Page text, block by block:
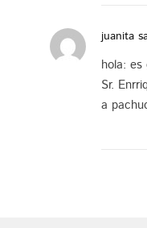
juanita
hola:
Sr.
a